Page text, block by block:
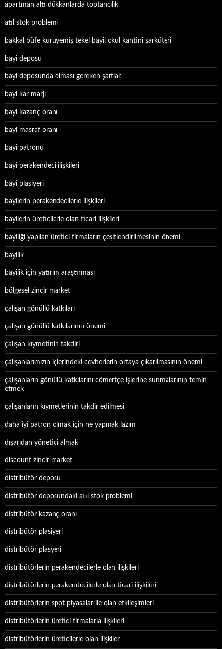
apartman altı dükkanlarda toptancılık
atıl stok problemi
bakkal büfe kuruyemiş tekel bayii okul kantini şarküteri
bayi deposu
bayi deposunda olması gereken şartlar
bayi kar marjı
bayi kazanç oranı
bayi masraf oranı
bayi patronu
bayi perakendeci ilişkileri
bayi plasiyeri
bayilerin perakendecilerle ilişkileri
bayilerin üreticilerle olan ticari ilişkileri
bayiliği yapılan üretici firmaların çeşitlendirilmesinin önemi
bayilik
bayilik için yatırım araştırması
bölgesel zincir market
çalışan gönüllü katkıları
çalışan gönüllü katkılarının önemi
çalışan kıymetinin takdiri
çalışanlarımızın içlerindeki cevherlerin ortaya çıkarılmasının önemi
çalışanların gönüllü katkılarını cömertçe işlerine sunmalarının temin
etmek
çalışanların kıymetlerinin takdir edilmesi
daha iyi patron olmak için ne yapmak lazım
dışarıdan yönetici almak
discount zincir market
distribütör deposu
distribütör deposundaki atıl stok problemi
distribütör kazanç oranı
distribütör plasiyeri
distribütör plasyeri
distribütörlerin perakendecilerle olan ilişkileri
distribütörlerin perakendecilerle olan ticari ilişkileri
distribütörlerin spot piyasalar ile olan etkileşimleri
distribütörlerin üretici firmalarla ilişkileri
distribütörlerin üreticilerle olan ilişkiler